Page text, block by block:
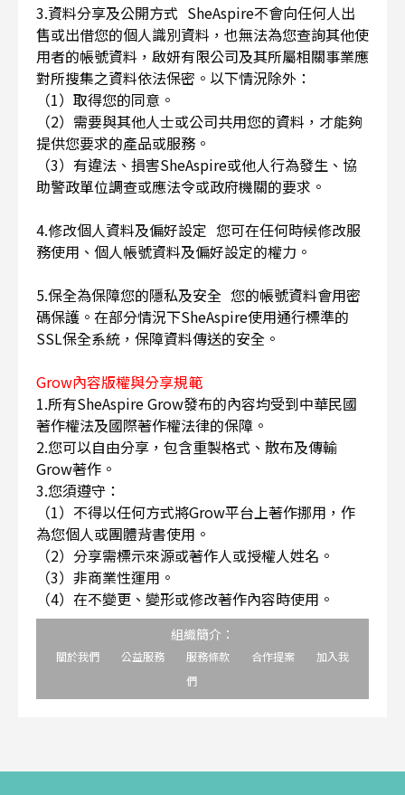
3.資料分享及公開方式 SheAspire不會向任何人出
售或出借您的個人識別資料，也無法為您查詢其他使
用者的帳號資料，啟妍有限公司及其所屬相關事業應
對所搜集之資料依法保密。以下情況除外：
（1）取得您的同意。
（2）需要與其他人士或公司共用您的資料，才能夠
提供您要求的產品或服務。
（3）有違法、損害SheAspire或他人行為發生、協
助警政單位調查或應法令或政府機關的要求。
4.修改個人資料及偏好設定 您可在任何時候修改服
務使用、個人帳號資料及偏好設定的權力。
5.保全為保障您的隱私及安全 您的帳號資料會用密
碼保護。在部分情況下SheAspire使用通行標準的
SSL保全系統，保障資料傳送的安全。
Grow內容版權與分享規範
1.所有SheAspire Grow發布的內容均受到中華民國
著作權法及國際著作權法律的保障。
2.您可以自由分享，包含重製格式、散布及傳輸
Grow著作。
3.您須遵守：
（1）不得以任何方式將Grow平台上著作挪用，作
為您個人或團體背書使用。
（2）分享需標示來源或著作人或授權人姓名。
（3）非商業性運用。
（4）在不變更、變形或修改著作內容時使用。
組織簡介：
關於我們 公益服務 服務條款 合作提案
加入我
們